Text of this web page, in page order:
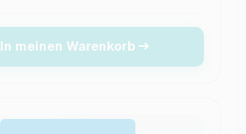
In meinen Warenkorb